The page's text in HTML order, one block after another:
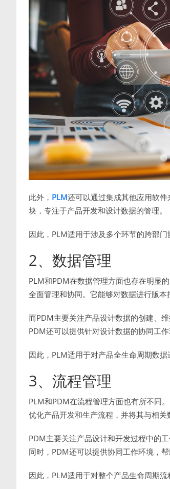
此外， PLM还可以通过集成其他应用软
块，专注于产品开发和设计数据的管理。
因此，PLM适用于涉及多个环节的跨部
2、数据管理
PLM和PDM在数据管理方面也存在明显
全面管理和协同。它能够对数据进行版本
而PDM主要关注产品设计数据的创建、
PDM还可以提供针对设计数据的协同工
因此，PLM适用于对产品全生命周期数
3、流程管理
PLM和PDM在流程管理方面也有所不同
优化产品开发和生产流程，并将其与相关
PDM主要关注产品设计和开发过程中的
同时，PDM还可以提供协同工作环境，
因此，PLM适用于对整个产品生命周期